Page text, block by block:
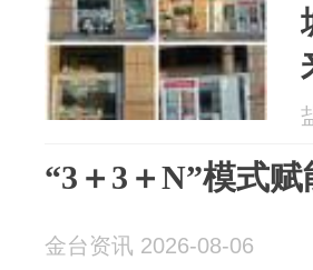
“3＋3＋N”模式
金台资讯 2026-08-06